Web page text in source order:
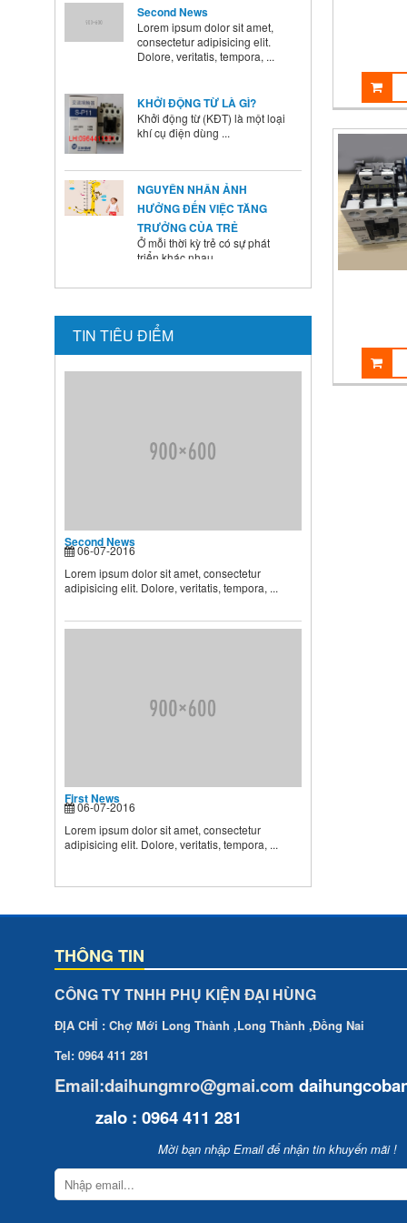
consectetur adipisicing elit.
Dolore, veritatis, tempora, ...
Khởi động từ (KĐT) là một loại
khí cụ điện dùng ...
HƯỞNG ĐẾN VIỆC TĂNG
TRƯỞNG CỦA TRẺ
Ở mỗi thời kỳ trẻ có sự phát
triển khác nhau ...
BÍ QUYẾT SỬ DỤNG MEN VI
Là cha mẹ ai cũng mong
muốn con mình lớn lên ...
BIẾT
Theo các chuyên gia dinh
consectetur adipisicing elit.
Dolore, veritatis, tempora, ...
TIN TIÊU ĐIỂM
Second News
06-07-2016
Lorem ipsum dolor sit amet, consectetur
adipisicing elit. Dolore, veritatis, tempora, ...
First News
06-07-2016
Lorem ipsum dolor sit amet, consectetur
adipisicing elit. Dolore, veritatis, tempora, ...
THÔNG TIN
CÔNG TY TNHH PHỤ KIỆN ĐẠI HÙNG
ĐỊA CHỈ : Chợ Mới Long Thành ,Long Thành ,Đồng Nai
Tel: 0964 411 281
Email:daihungmro@gmai.com
zalo : 0964 411 281
Mời bạn nhập Email để nhận tin khuyến mãi !